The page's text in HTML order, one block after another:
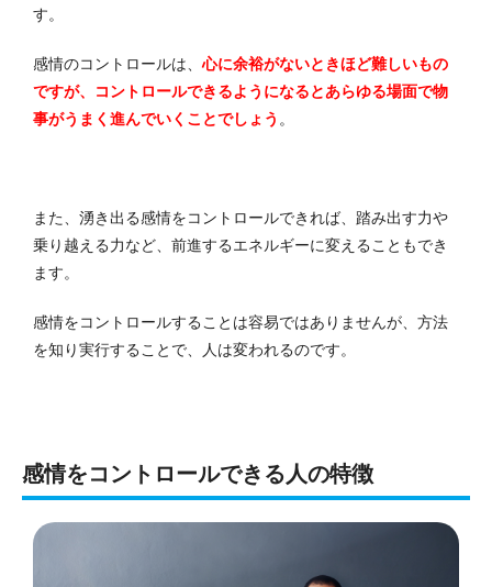
す。
感情のコントロールは、 心に余裕がないときほど難しいもの
ですが、コントロールできるようになるとあらゆる場面で物
事がうまく進んでいくことでしょう 。
また、湧き出る感情をコントロールできれば、踏み出す力や
乗り越える力など、前進するエネルギーに変えることもでき
ます。
感情をコントロールすることは容易ではありませんが、方法
を知り実行することで、人は変われるのです。
感情をコントロールできる人の特徴